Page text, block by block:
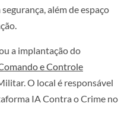
além de espaço
a implantação do
e Controle
O local é responsável
IA Contra o Crime no